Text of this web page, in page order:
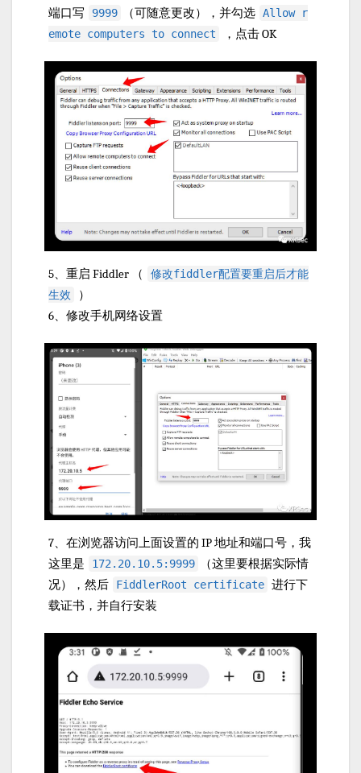
端口写
9999 （可随意更改），并勾选 Allow r
emote computers to connect
，点击 OK
5、重启 Fiddler （
修改fiddler配置要重启后才能
生效
）
6、修改手机网络设置
7、在浏览器访问上面设置的 IP 地址和端口号，我
这里是
172.20.10.5:9999
（这里要根据实际情
况），然后
FiddlerRoot certificate 进行下
载证书，并自行安装